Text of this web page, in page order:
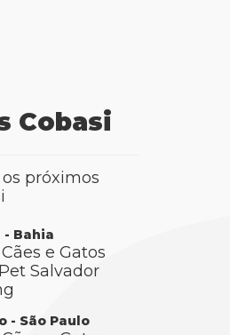
Cobasi
próximos
- Bahia
e Gatos
Salvador
- São Paulo